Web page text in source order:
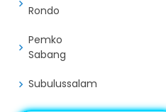
Rondo
Pemko
Sabang
Subulussalam